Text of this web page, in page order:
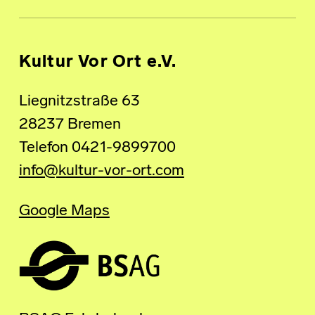
Kultur Vor Ort e.V.
Liegnitzstraße 63
28237 Bremen
Telefon 0421-9899700
info@kultur-vor-ort.com
Google Maps